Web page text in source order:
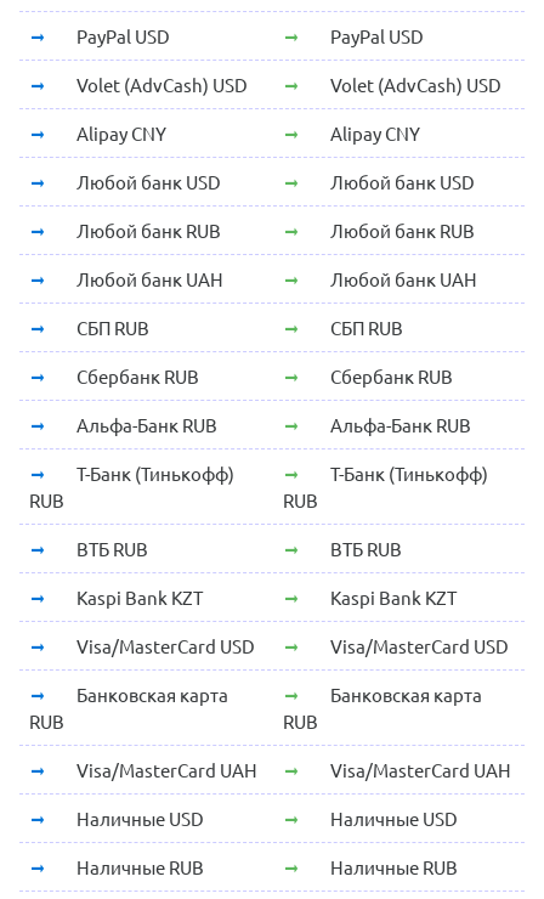
PayPal USD PayPal USD
Volet (AdvCash) USD Volet (AdvCash) USD
Alipay CNY Alipay CNY
Любой банк USD Любой банк USD
Любой банк RUB Любой банк RUB
Любой банк UAH Любой банк UAH
СБП RUB СБП RUB
Сбербанк RUB Сбербанк RUB
Альфа-Банк RUB Альфа-Банк RUB
Т-Банк (Тинькофф)
RUB
Т-Банк (Тинькофф)
RUB
ВТБ RUB ВТБ RUB
Kaspi Bank KZT Kaspi Bank KZT
Visa/MasterCard USD Visa/MasterCard USD
Банковская карта
RUB
Банковская карта
RUB
Visa/MasterCard UAH Visa/MasterCard UAH
Наличные USD Наличные USD
Наличные RUB Наличные RUB